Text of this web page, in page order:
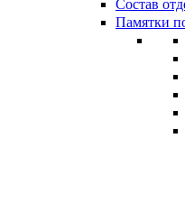
Состав
Памятки